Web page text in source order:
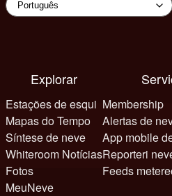
Explorar
Estações de esqui
Mapas do Tempo
Síntese de neve
Whiteroom Notícias
Fotos
MeuNeve
Membership
Alertas de
App mobile
Reporteri
Feeds